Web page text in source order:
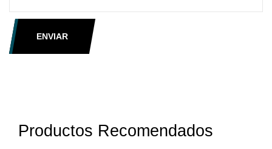
ENVIAR
Productos Recomendados